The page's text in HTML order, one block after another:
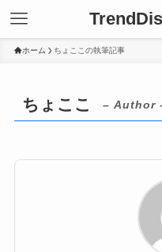
ホーム ちょここの執筆記事
ちょここ – Author